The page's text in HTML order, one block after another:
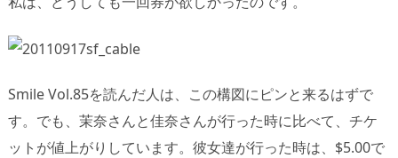
Smile Vol.85を読んだ人は、この構図にピンと来るはずで
す。でも、茉奈さんと佳奈さんが行った時に比べて、チケ
ットが値上がりしています。彼女達が行った時は、$5.00で